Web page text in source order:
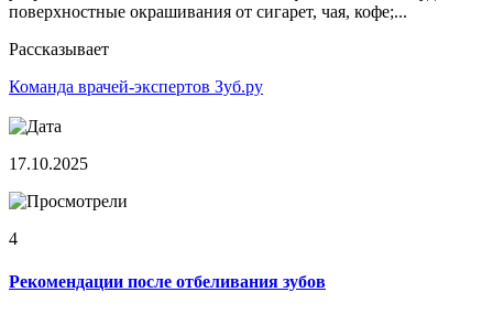
поверхностные окрашивания от сигарет, чая, кофе;...
Рассказывает
Команда врачей-экспертов Зуб.ру
17.10.2025
4
Рекомендации после отбеливания зубов